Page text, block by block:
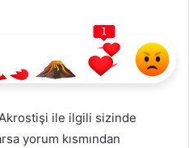
1
ile ilgili sizinde
yorum kısmından